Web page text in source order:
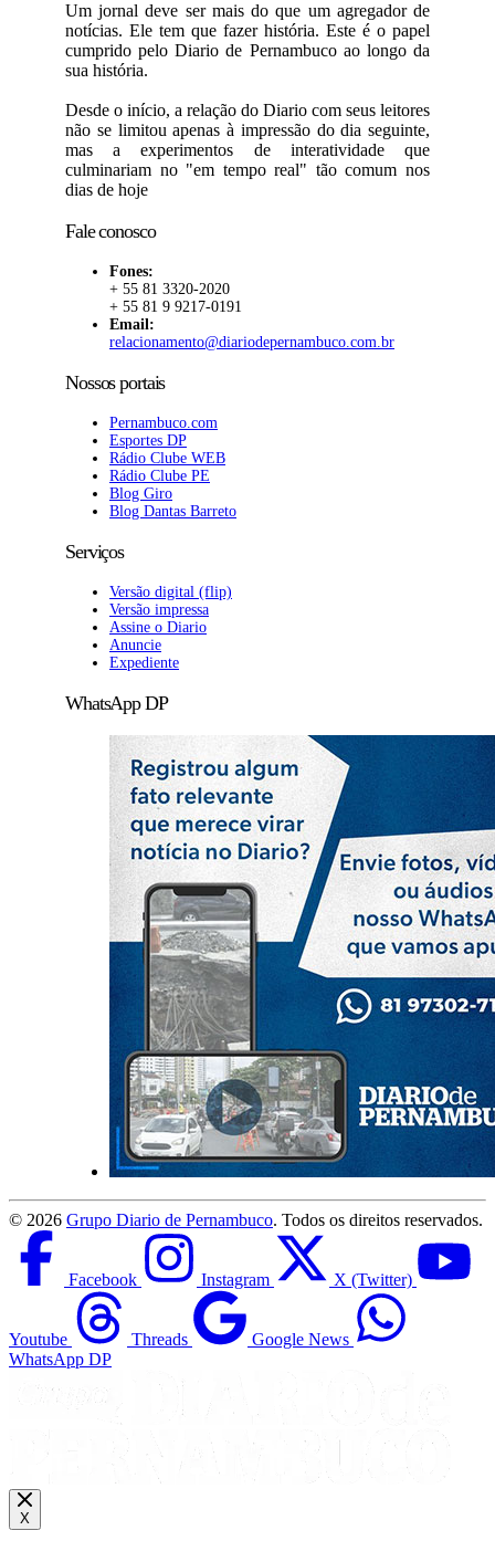
Um jornal deve ser mais do que um agregador de
notícias. Ele tem que fazer história. Este é o papel
cumprido pelo Diario de Pernambuco ao longo da
sua história.
Desde o início, a relação do Diario com seus leitores
não se limitou apenas à impressão do dia seguinte,
mas a experimentos de interatividade que
culminariam no "em tempo real" tão comum nos
dias de hoje
Fale conosco
Fones:
+ 55 81 3320-2020
+ 55 81 9 9217-0191
Email:
relacionamento@diariodepernambuco.com.br
Nossos portais
Pernambuco.com
Esportes DP
Rádio Clube WEB
Rádio Clube PE
Blog Giro
Blog Dantas Barreto
Serviços
Versão digital (flip)
Versão impressa
Assine o Diario
Anuncie
Expediente
WhatsApp DP
© 2026 Grupo Diario de Pernambuco. Todos os direitos reservados.
Facebook Instagram X (Twitter)
Youtube Threads
Google News
WhatsApp DP
X